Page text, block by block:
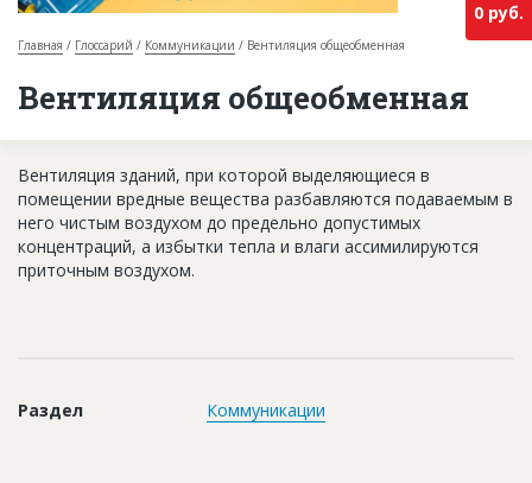
О проекте
База строящихся объектов
Инвестпроекты
Глоссарий
Главная Глоссарий Коммуникации Вентиляция общеобменная
Вентиляция общеобменная
0 руб.
Вентиляция зданий, при которой выделяющиеся в
помещении вредные вещества разбавляются подаваемым в
него чистым воздухом до предельно допустимых
концентраций, а избытки тепла и влаги ассимилируются
приточным воздухом.
Раздел Коммуникации